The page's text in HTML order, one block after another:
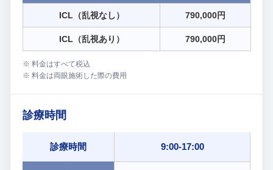
ICL（乱視なし） 790,000円
ICL（乱視あり） 790,000円
※ 料金はすべて税込
※ 料金は両眼施術した際の費用
診療時間
診療時間 9:00-17:00